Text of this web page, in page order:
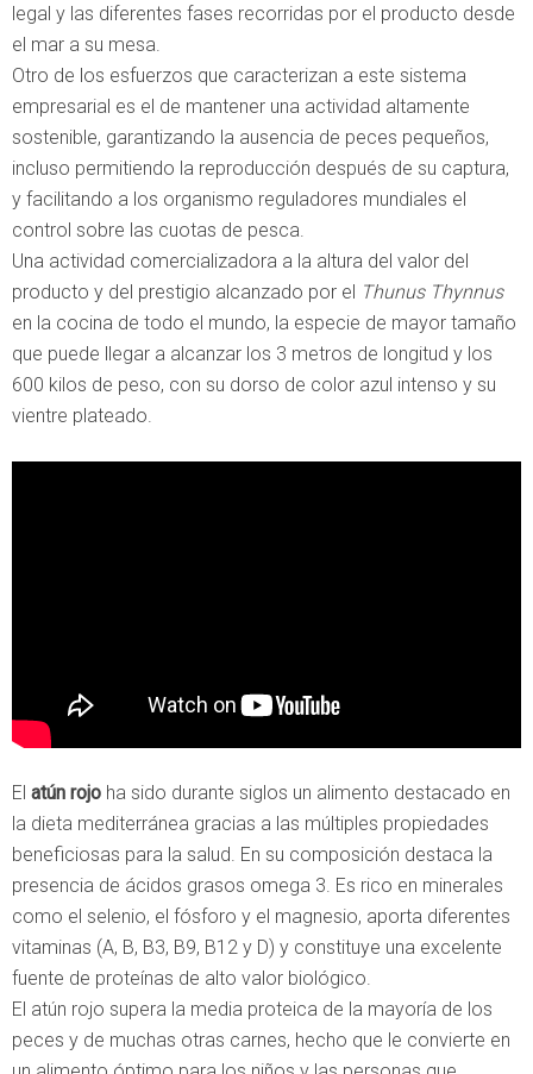
legal y las diferentes fases recorridas por el producto desde
el mar a su mesa.
Otro de los esfuerzos que caracterizan a este sistema
empresarial es el de mantener una actividad altamente
sostenible, garantizando la ausencia de peces pequeños,
incluso permitiendo la reproducción después de su captura,
y facilitando a los organismo reguladores mundiales el
control sobre las cuotas de pesca.
Una actividad comercializadora a la altura del valor del
producto y del prestigio alcanzado por el Thunus Thynnus
en la cocina de todo el mundo, la especie de mayor tamaño
que puede llegar a alcanzar los 3 metros de longitud y los
600 kilos de peso, con su dorso de color azul intenso y su
vientre plateado.
El atún rojo ha sido durante siglos un alimento destacado en
la dieta mediterránea gracias a las múltiples propiedades
beneficiosas para la salud. En su composición destaca la
presencia de ácidos grasos omega 3. Es rico en minerales
como el selenio, el fósforo y el magnesio, aporta diferentes
vitaminas (A, B, B3, B9, B12 y D) y constituye una excelente
fuente de proteínas de alto valor biológico.
El atún rojo supera la media proteica de la mayoría de los
peces y de muchas otras carnes, hecho que le convierte en